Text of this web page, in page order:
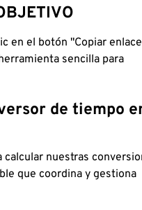
en el botón "Copiar
sencilla para
de tiempo
calcular nuestras
que coordina y gestiona